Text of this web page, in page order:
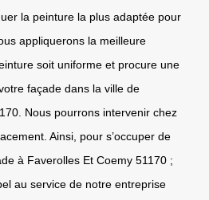
la peinture la plus adaptée pour
appliquerons la meilleure
soit uniforme et procure une
façade dans la ville de
Nous pourrons intervenir chez
Ainsi, pour s’occuper de
à Faverolles Et Coemy 51170 ;
au service de notre entreprise